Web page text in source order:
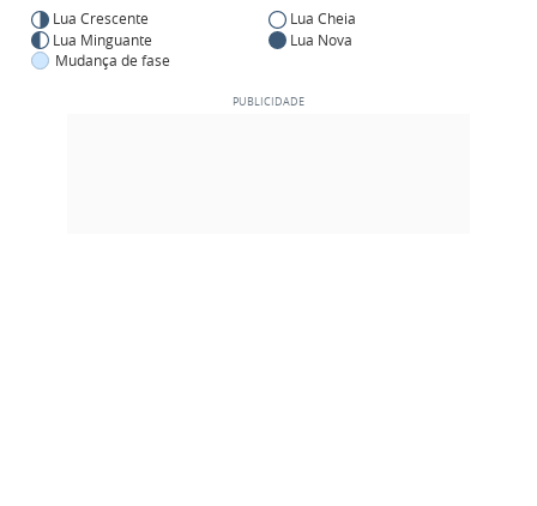
Lua Crescente
Lua Cheia
Lua Minguante
Lua Nova
Mudança de fase